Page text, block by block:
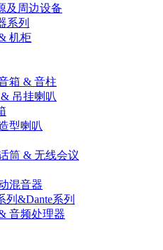
及周边设备
系列
机柜
箱 & 音柱
吊挂喇叭
型喇叭
筒 & 无线会议
混音器
列&Dante系列
音频处理器